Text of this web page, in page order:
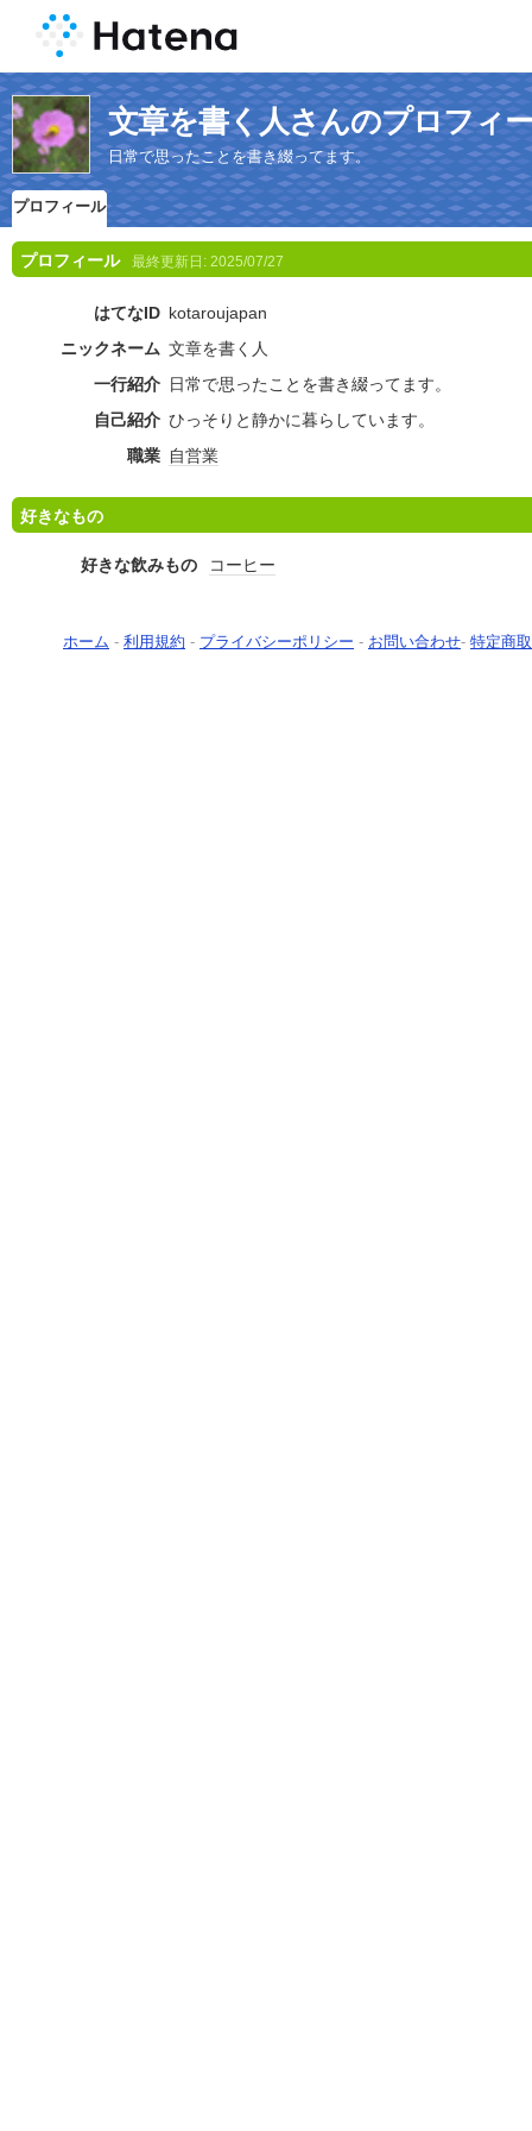
文章を書く人さんのプロフィ
日常で思ったことを書き綴ってます。
プロフィール
プロフィール 最終更新日: 2025/07/27
はてなID kotaroujapan
ニックネーム 文章を書く人
一行紹介 日常で思ったことを書き綴ってます。
自己紹介 ひっそりと静かに暮らしています。
職業 自営業
好きなもの
好きな飲みもの コーヒー
ホーム - 利用規約 - プライバシーポリシー - お問い合わせ- 特定商